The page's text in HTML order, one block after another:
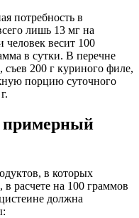
потребность в
лишь 13 мг на
человек весит 100
в сутки. В перечне
съев 200 г куриного филе,
порцию суточного
примерный
в которых
расчете на 100 граммов
должна